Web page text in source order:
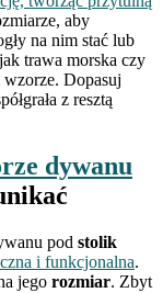
aby
na nim stać lub
trawa morska czy
Dopasuj
z resztą
dywanu
pod stolik
i funkcjonalna.
jego rozmiar. Zbyt